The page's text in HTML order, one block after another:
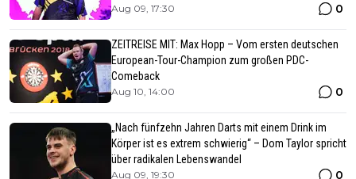
Aug 09, 17:30 0
ZEITREISE MIT: Max Hopp – Vom ersten deutschen
European-Tour-Champion zum großen PDC-
Comeback
Aug 10, 14:00 0
„Nach fünfzehn Jahren Darts mit einem Drink im
Körper ist es extrem schwierig“ – Dom Taylor spricht
über radikalen Lebenswandel
Aug 09, 19:30 0